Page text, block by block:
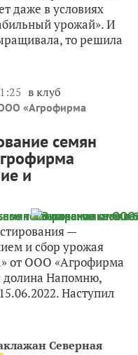
даже в условиях
урожай». И
то решила
в клуб
«Агрофирма
семян
и
—
и сбор урожая
от ООО «Агрофирма
Напомню,
Наступил
Северная